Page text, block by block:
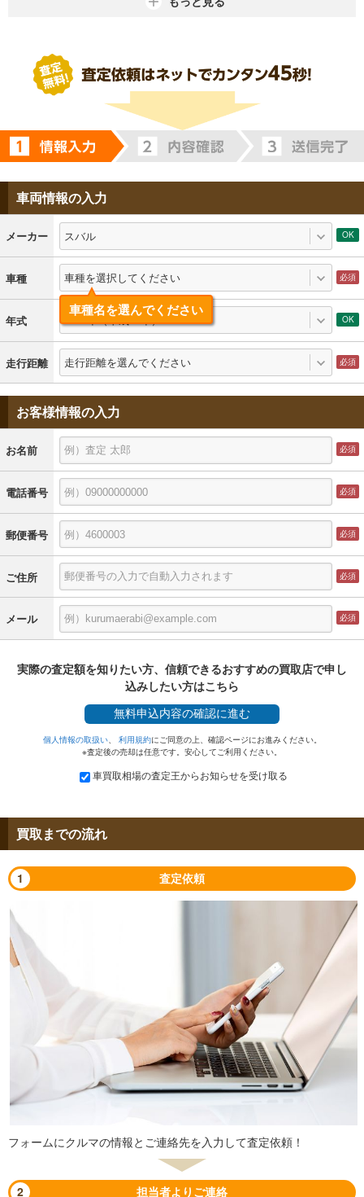
車両情報の入力
メーカー スバル
車種 車種を選択してください
車種名を選んでください
年式 2008年（平成20年）
走行距離 走行距離を選んでください
お客様情報の入力
お名前
電話番号
郵便番号
ご住所
メール
実際の査定額を知りたい方、信頼できるおすすめの買取店で申し
込みしたい方はこちら
無料申込内容の確認に進む
個人情報の取扱い、 利用規約にご同意の上、確認ページにお進みください。
※査定後の売却は任意です。安心してご利用ください。
車買取相場の査定王からお知らせを受け取る
買取までの流れ
1 査定依頼
フォームにクルマの情報とご連絡先を入力して査定依頼！
2 担当者よりご連絡